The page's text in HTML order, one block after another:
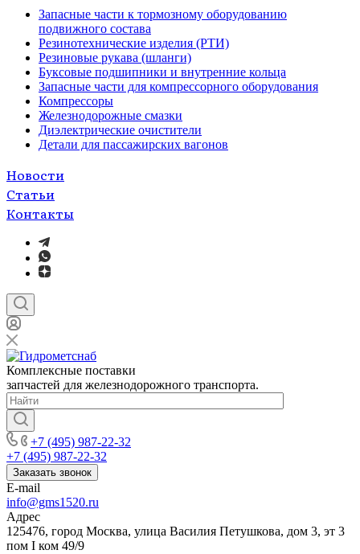
Запасные части к тормозному оборудованию
подвижного состава
Резинотехнические изделия (РТИ)
Резиновые рукава (шланги)
Буксовые подшипники и внутренние кольца
Запасные части для компрессорного оборудования
Компрессоры
Железнодорожные смазки
Диэлектрические очистители
Детали для пассажирских вагонов
Новости
Статьи
Контакты
Комплексные поставки
запчастей для железнодорожного транспорта.
+7 (495) 987-22-32
+7 (495) 987-22-32
Заказать звонок
E-mail
info@gms1520.ru
Адрес
125476, город Москва, улица Василия Петушкова, дом 3, эт 3
пом I ком 49/9